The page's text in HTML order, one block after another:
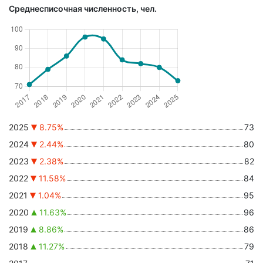
Среднесписочная численность, чел.
2025 8.75%
73
2024
2.44%
80
2023
2.38%
82
2022
11.58%
84
2021
1.04%
95
2020
11.63%
96
2019
8.86%
86
2018
11.27%
79